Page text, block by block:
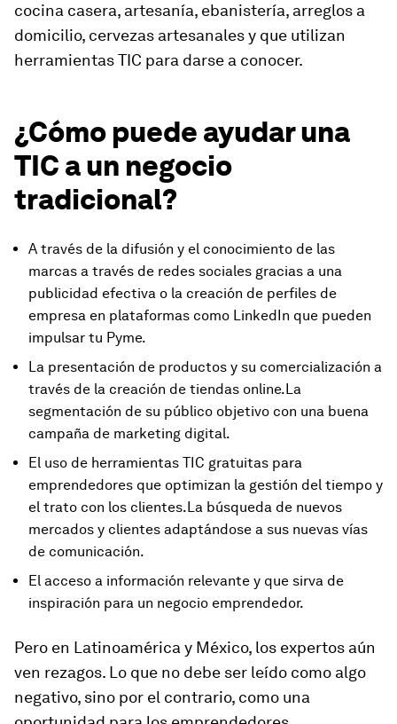
cocina casera, artesanía, ebanistería, arreglos a
domicilio, cervezas artesanales y que utilizan
herramientas TIC para darse a conocer.
¿Cómo puede ayudar una
TIC a un negocio
tradicional?
A través de la difusión y el conocimiento de las
marcas a través de redes sociales gracias a una
publicidad efectiva o la creación de perfiles de
empresa en plataformas como LinkedIn que pueden
impulsar tu Pyme.
La presentación de productos y su comercialización a
través de la creación de tiendas online.La
segmentación de su público objetivo con una buena
campaña de marketing digital.
El uso de herramientas TIC gratuitas para
emprendedores que optimizan la gestión del tiempo y
el trato con los clientes.La búsqueda de nuevos
mercados y clientes adaptándose a sus nuevas vías
de comunicación.
El acceso a información relevante y que sirva de
inspiración para un negocio emprendedor.
Pero en Latinoamérica y México, los expertos aún
ven rezagos. Lo que no debe ser leído como algo
negativo, sino por el contrario, como una